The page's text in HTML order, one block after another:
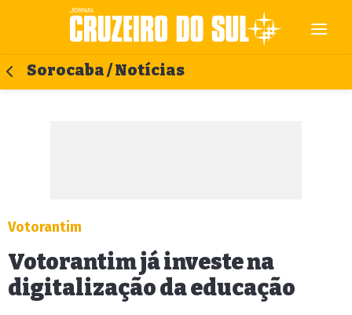
Sorocaba / Notícias
Votorantim
Votorantim já investe na
digitalização da educação